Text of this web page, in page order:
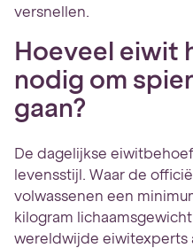
versnellen.
Hoeveel eiwit
nodig om
gaan?
De dagelijkse
levensstijl. Waar de
volwassenen een
kilogram
wereldwijde eiwitexperts